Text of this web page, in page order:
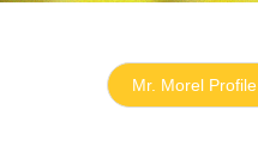
Mr. Morel Profile